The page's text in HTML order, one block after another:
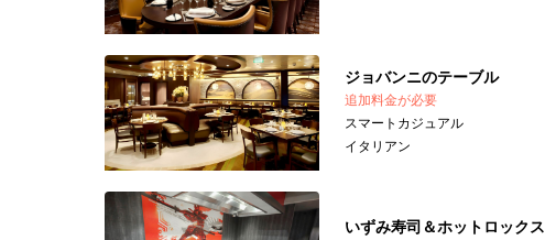
ジョバンニのテーブル
追加料金が必要
スマートカジュアル
イタリアン
いずみ寿司＆ホットロックス